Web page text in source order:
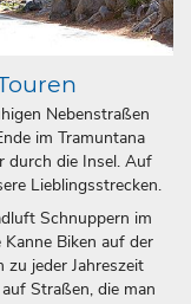
Nebenstraßen
im Tramuntana
durch die Insel. Auf
Lieblingsstrecken.
Schnuppern im
Biken auf der
jeder Jahreszeit
Straßen, die man